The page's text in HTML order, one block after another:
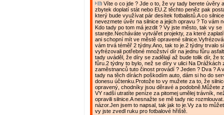
Víte o co jde ? Jde o to, že vy tady berete úvěry
zbytek doplatí stát nebo EU.Z těchto peněz pak
který bude využívat pár desítek fotbalistů.A co
nevezmete úvěr na silnice a jejich opravu ? To vám
Kdo tady po tom má jezdit ? Vy jste město, tak vy se
starejte.Necháváte vytvářet projekty, za které
ani schopní mít ve městě opravené
vám trvá téměř 2 týdny.Ano, tak to je.2 týdny trvalo
vyfrézovali potřebné množství dír na jednu fůru
tady uváděl, že díry se zadělají až bude tolik dír, že
fůru.2 týdny to bylo, než se díry v ulici Na Drážkách
zaměstnanců tuto činost provádí ? Jeden ? Dva ? A
tady na těch dírách poškodím auto, dám si ho do
donesu účtenku.Protože to vy mužete za to, že
opravený, chodníky jsou děravé a podobně.Můžete
VY radši utratíte peníze za pitomej umělej trávník,
opravili silnice.A nesnažte se mě tady nic
názor.Jen jsem to napsal, tak jak to je.Vy za to
vy jste zvedl ruku pro fotbalové hřiště.